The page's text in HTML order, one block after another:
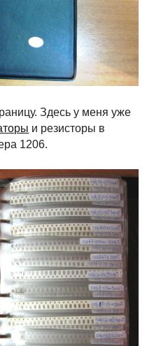
Здесь у меня уже
и резисторы в
1206.